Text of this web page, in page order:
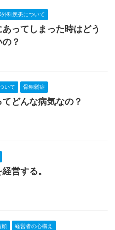
外科疾患について
ってしまった時はどう
？
いて 骨粗鬆症
どんな病気なの？
営する。
頼 経営者の心構え